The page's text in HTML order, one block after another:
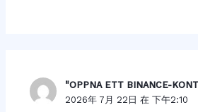
"OPPNA ETT BINANCE-
2026年 7月 22日 在 下午2:10